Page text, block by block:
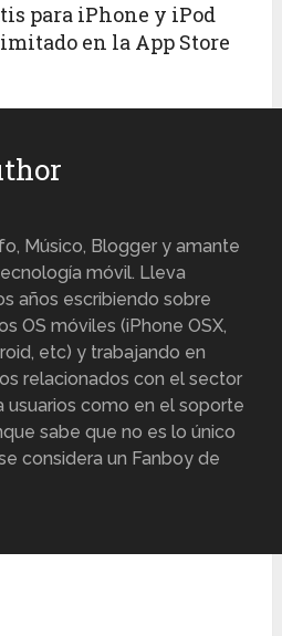
para iPhone y iPod
en la App Store
Músico, Blogger y amante
móvil. Lleva
años escribiendo sobre
OS móviles (iPhone OSX,
etc) y trabajando en
relacionados con el sector
como en el soporte
sabe que no es lo único
considera un Fanboy de